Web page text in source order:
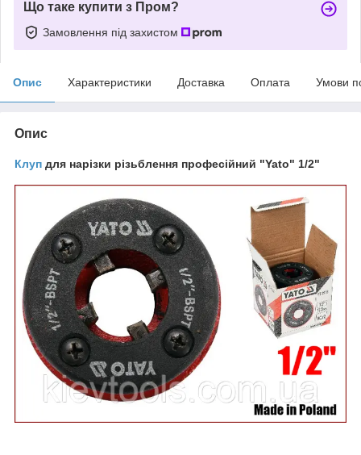
Що таке купити з Пром?
Замовлення під захистом
Опис Характеристики Доставка Оплата Умови
Опис
Клуп для нарізки різьблення професійний "Yato" 1/2"